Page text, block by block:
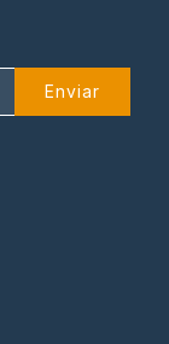
Enviar